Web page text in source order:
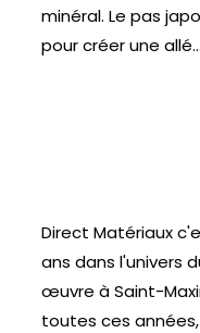
minéral. Le pas
pour créer une allé...
Direct Matériaux
ans dans l'univers
œuvre à Saint-
toutes ces